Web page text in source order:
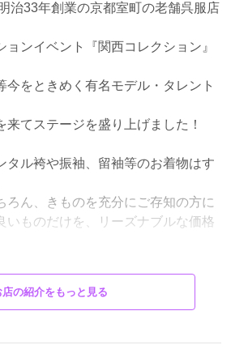
治33年創業の京都室町の老舗呉服店
ョンイベント『関西コレクション』
今をときめく有名モデル・タレント
てステージを盛り上げました！
タル袴や振袖、留袖等のお着物はす
ろん、きものを充分にご存知の方に
いものだけを、リーズナブルな価格
、どんなことでもご対応させていた
店の紹介をもっと見る